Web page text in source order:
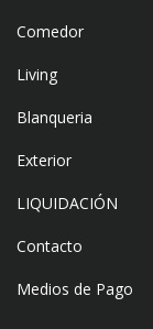
Comedor
Living
Blanqueria
Exterior
LIQUIDACIÓN
Contacto
Medios de Pago